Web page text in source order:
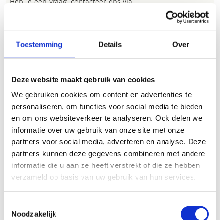
Toestemming Details Over
Deze website maakt gebruik van cookies
We gebruiken cookies om content en advertenties te
personaliseren, om functies voor social media te bieden
en om ons websiteverkeer te analyseren. Ook delen we
informatie over uw gebruik van onze site met onze
partners voor social media, adverteren en analyse. Deze
partners kunnen deze gegevens combineren met andere
informatie die u aan ze heeft verstrekt of die ze hebben
verzameld op basis van uw gebruik van hun services.
Noodzakelijk
FYSIEKE INSPANNING
licht zwaar
TECHNISCHE MOEILIJKHEIDSGRAAD